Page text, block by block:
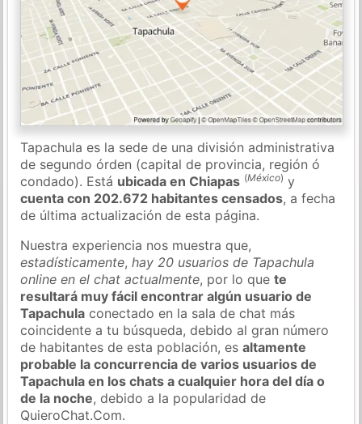
Tapachula es la sede de una división administrativa
de segundo órden (capital de provincia, región ó
condado). Está ubicada en Chiapas (México) y
cuenta con 202.672 habitantes censados, a fecha
de última actualización de esta página.
Nuestra experiencia nos muestra que,
estadísticamente,hay 20 usuarios de Tapachula
online en el chat actualmente, por lo quete
resultará muy fácil encontrar algún usuario de
Tapachula conectado en la sala de chat más
coincidente a tu búsqueda, debido al gran número
de habitantes de esta población, esaltamente
probable la concurrencia de varios usuarios de
Tapachula en los chats a cualquier hora del día o
de la noche, debido a la popularidad de
QuieroChat.Com.